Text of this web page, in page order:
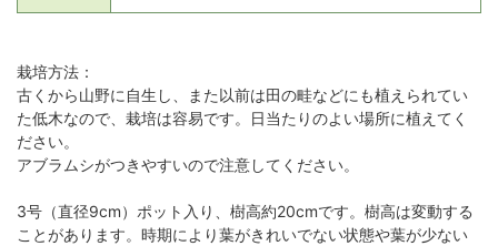
栽培方法：
古くから山野に自生し、また以前は田の畦などにも植えられてい
た低木なので、栽培は容易です。日当たりのよい場所に植えてく
ださい。
アブラムシがつきやすいので注意してください。
3号（直径9cm）ポット入り、樹高約20cmです。樹高は変動する
ことがあります。時期により葉がきれいでない状態や葉が少ない